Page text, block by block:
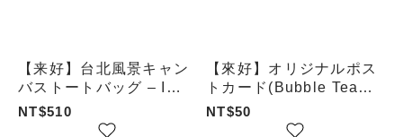
【来好】台北風景キャン
バストートバッグ – I
LOVE U-Bike（アイ・ラ
ブ・ユーバイク）
NT$510
【來好】オリジナルポス
トカード(Bubble Tea
From Ocean)
NT$50